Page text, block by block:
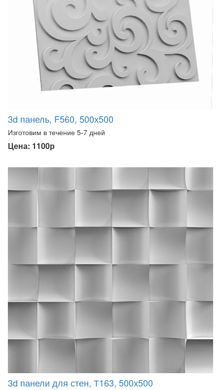
3d панель, F560, 500х500
Изготовим в течение 5-7 дней
Цена: 1100р
3d панели для стен, Т163, 500х500